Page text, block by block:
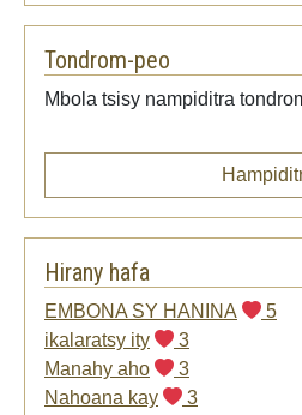
Tondrom-peo
Mbola tsisy nampiditra
Hirany hafa
EMBONA SY HANINA
5
ikalaratsy ity
3
Manahy aho
3
Nahoana kay
3